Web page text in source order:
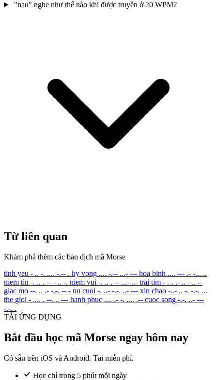
"nau" nghe như thế nào khi được truyền ở 20 WPM?
Từ liên quan
Khám phá thêm các bản dịch mã Morse
tinh yeu - .. -. .... -.-- . hy vong .... -.-- ...- --- hoa binh .... --- .- -... ..
niem tin -. .. . -- - .. -. niem vui -. .. . -- ...- ..- trai tim - .-. .- .. - .. --
giac mo --. .. .- -.-. -- - nu cuoi -. ..- -.-. ..- --- xin chao -..- .. -. -.-. ...
the gioi - .... . --. .. --- hanh phuc .... .- -. .... .-- cuoc song -.-. ..- ---
-.-. .
TẢI ỨNG DỤNG
Bắt đầu học mã Morse ngay hôm nay
Có sẵn trên iOS và Android. Tải miễn phí.
Học chỉ trong 5 phút mỗi ngày